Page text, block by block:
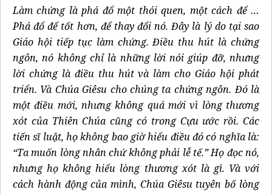
Làm chứng ​​là phá đổ một thói quen, một cách để …
Phá đổ để tốt hơn, để thay đổi nó. Đây là lý do tại sao
Giáo hội tiếp tục làm chứng. Điều thu hút là chứng
ngôn, nó không chỉ là những lời nói giúp đỡ, nhưng
lời chứng là điều thu hút và làm cho Giáo hội phát
triển. Và Chúa Giêsu cho chúng ta chứng ngôn. Đó là
một điều mới, nhưng không quá mới vì lòng thương
xót của Thiên Chúa cũng có trong Cựu ước rồi. Các
tiến sĩ luật, họ không bao giờ hiểu điều đó có nghĩa là:
“Ta muốn lòng nhân chứ không phải lễ tế.” Họ đọc nó,
nhưng họ không hiểu lòng thương xót là gì. Và với
cách hành động của mình, Chúa Giêsu tuyên bố lòng